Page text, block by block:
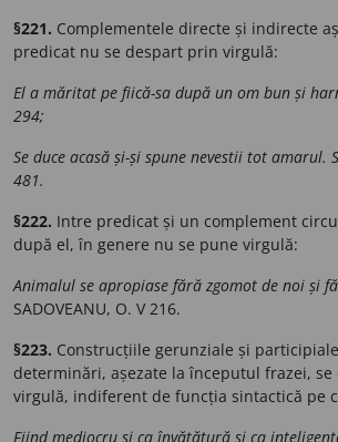
§221. Complementele directe și indirecte
predicat nu se despart prin virgulă:
El a măritat pe fiică-sa după un om bun și
294;
Se duce acasă și-și spune nevestii tot amarul.
481.
§222. Intre predicat și un complement
după el, în genere nu se pune virgulă:
Animalul se apropiase fără zgomot de noi și
SADOVEANU, O. V 216.
§223. Construcțiile gerunziale și
determinări, așezate la începutul frazei,
virgulă, indiferent de funcția sintactică pe
Fiind mediocru și ca învățătură și ca